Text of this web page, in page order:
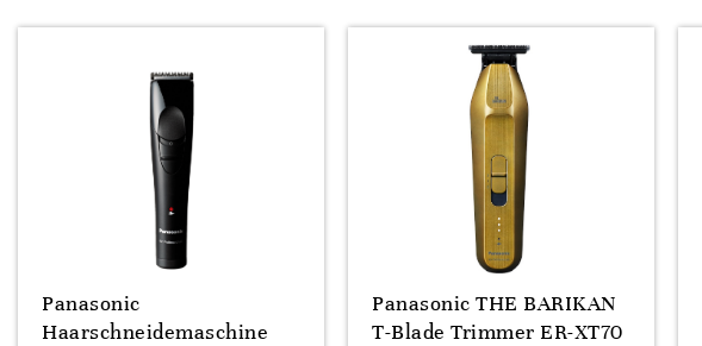
Panasonic
Haarschneidemaschine
Panasonic THE BARIKAN
T-Blade Trimmer ER-XT70